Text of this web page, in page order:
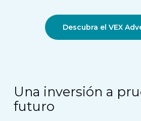
Descubra el VEX
Una inversión a
futuro